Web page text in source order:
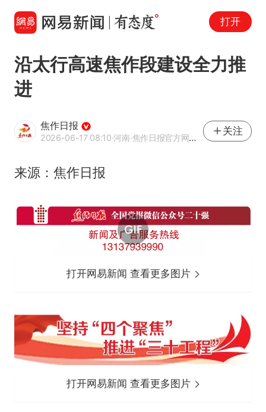
打开
沿太行高速焦作段建设全力推
进
焦作日报
2026-06-17 08:10·河南·焦作日报官方网易号
关注
来源：焦作日报
打开网易新闻 查看更多图片
打开网易新闻 查看更多图片